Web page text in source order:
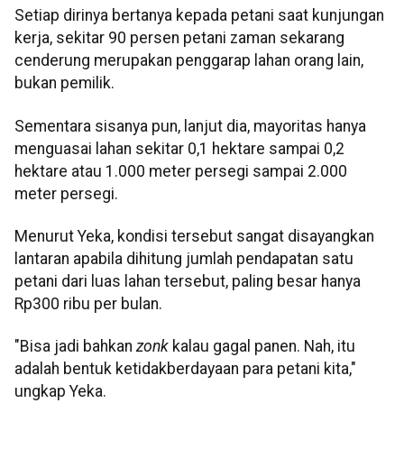
Setiap dirinya bertanya kepada petani saat kunjungan
kerja, sekitar 90 persen petani zaman sekarang
cenderung merupakan penggarap lahan orang lain,
bukan pemilik.
Sementara sisanya pun, lanjut dia, mayoritas hanya
menguasai lahan sekitar 0,1 hektare sampai 0,2
hektare atau 1.000 meter persegi sampai 2.000
meter persegi.
Menurut Yeka, kondisi tersebut sangat disayangkan
lantaran apabila dihitung jumlah pendapatan satu
petani dari luas lahan tersebut, paling besar hanya
Rp300 ribu per bulan.
"Bisa jadi bahkan zonk kalau gagal panen. Nah, itu
adalah bentuk ketidakberdayaan para petani kita,"
ungkap Yeka.